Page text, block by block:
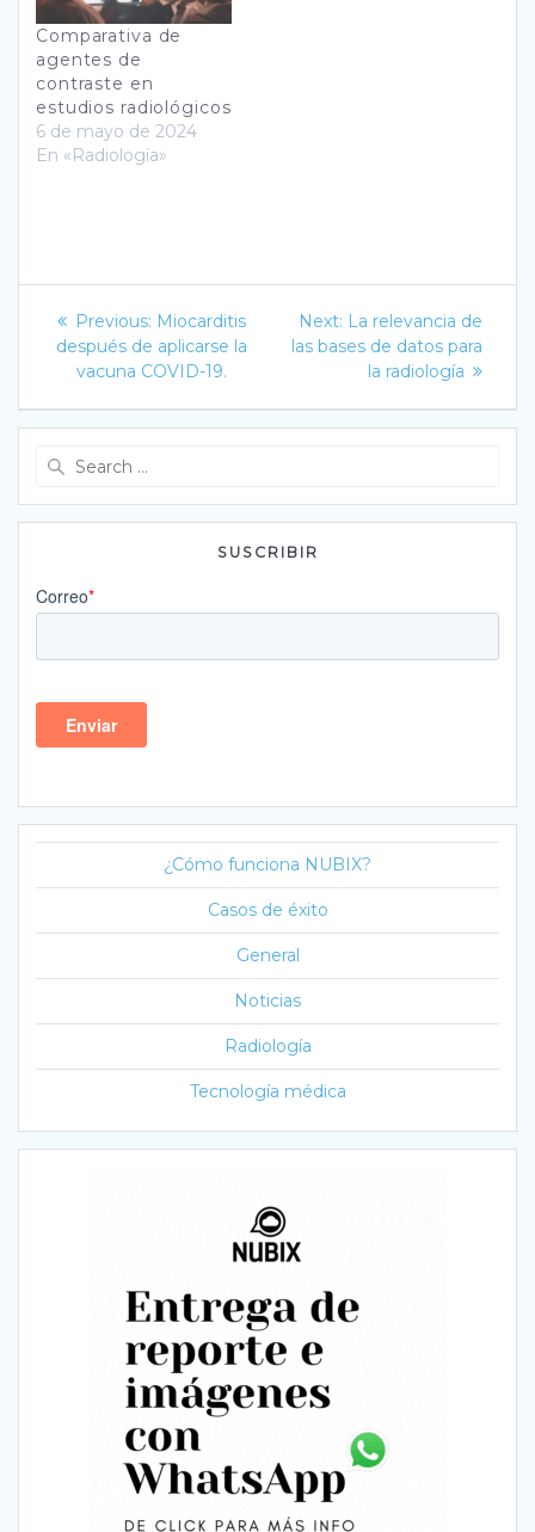
Comparativa de
agentes de
contraste en
estudios radiológicos
6 de mayo de 2024
En «Radiología»
Navegación
de
entradas
Previous: Previous
post:
Miocarditis
después de aplicarse la
vacuna COVID-19.
Next: Next
post:
La relevancia de
las bases de datos para
la radiología
SUSCRIBIR
¿Cómo funciona NUBIX?
Casos de éxito
General
Noticias
Radiología
Tecnología médica